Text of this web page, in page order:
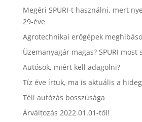
Megéri SPURI-t használni, mert
29-éve
Agrotechnikai erőgépek
Üzemanyagár magas? SPURI most
Autósok, miért kell adagolni?
Tíz éve írtuk, ma is aktuális a
Téli autózás bosszúsága
Árváltozás 2022.01.01-től!